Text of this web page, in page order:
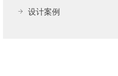
设计案例